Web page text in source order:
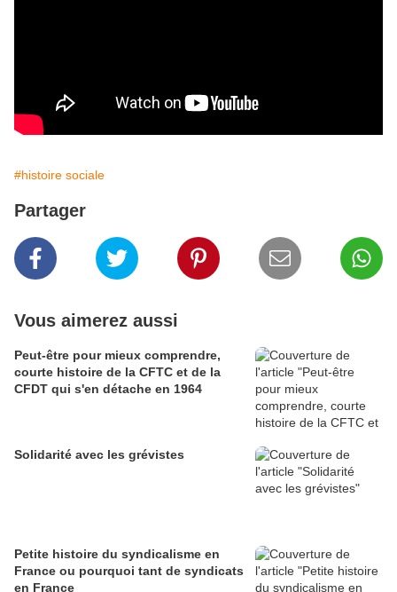
#histoire sociale
Partager
Vous aimerez aussi
Peut-être pour mieux comprendre,
courte histoire de la CFTC et de la
CFDT qui s'en détache en 1964
Solidarité avec les grévistes
Petite histoire du syndicalisme en
France ou pourquoi tant de syndicats
en France